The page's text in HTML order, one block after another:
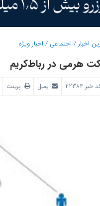
اخبار / اجتماعی / اخبار ویژه
هرمی در رباط‌کریم
خبر 22384 ایمیل پرینت